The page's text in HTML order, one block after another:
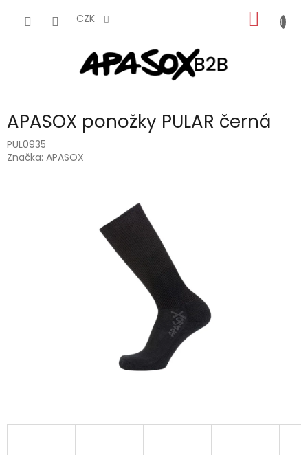
CZK
KOŠÍK
APASOX ponožky PULAR černá
PUL0935
Značka: APASOX